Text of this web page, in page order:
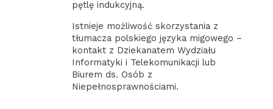
pętlę indukcyjną.
Istnieje możliwość skorzystania z
tłumacza polskiego języka migowego –
kontakt z Dziekanatem Wydziału
Informatyki i Telekomunikacji lub
Biurem ds. Osób z
Niepełnosprawnościami.